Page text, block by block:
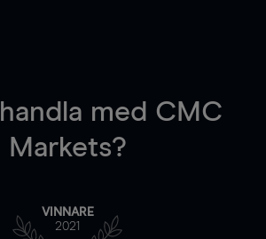
med CMC
Markets?
VINNARE
2021